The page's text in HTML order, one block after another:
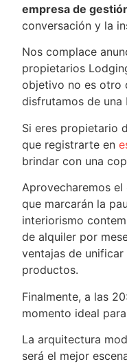
empresa de
conversación y la
Nos complace
propietarios
objetivo no es otro
disfrutamos de una
Si eres propietario
que registrarte en
brindar con una
Aprovecharemos
que marcarán la
interiorismo
de alquiler por
ventajas de
productos.
Finalmente, a las
momento ideal
La arquitectura
será el mejor